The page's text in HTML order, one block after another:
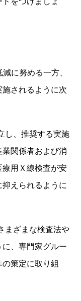
に努める一方、
されるように次
し、推奨する実施
関係者および消
用Ｘ線検査が安
えられるように
まざまな検査法や
、専門家グルー
策定に取り組